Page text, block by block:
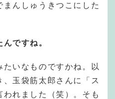
んしゅうきつこにした
ですね。
たいなものですかね。以
玉袋筋太郎さんに「ス
れました（笑）。そも